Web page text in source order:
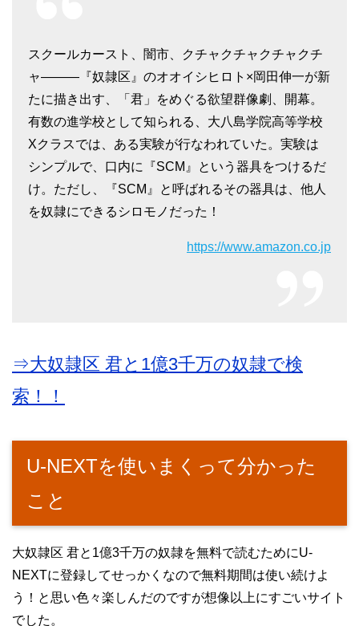
スクールカースト、闇市、クチャクチャクチャクチ
ャ―――『奴隷区』のオオイシヒロト×岡田伸一が新
たに描き出す、「君」をめぐる欲望群像劇、開幕。
有数の進学校として知られる、大八島学院高等学校
Xクラスでは、ある実験が行なわれていた。実験は
シンプルで、口内に『SCM』という器具をつけるだ
け。ただし、『SCM』と呼ばれるその器具は、他人
を奴隷にできるシロモノだった！
https://www.amazon.co.jp
⇒大奴隷区 君と1億3千万の奴隷で検
索！！
U-NEXTを使いまくって分かった
こと
大奴隷区 君と1億3千万の奴隷を無料で読むためにU-
NEXTに登録してせっかくなので無料期間は使い続けよ
う！と思い色々楽しんだのですが想像以上にすごいサイト
でした。